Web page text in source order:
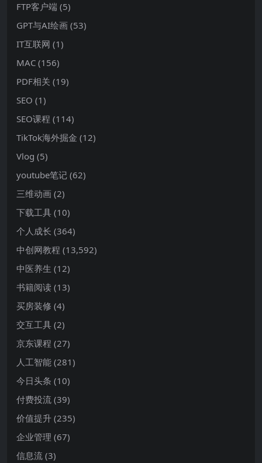
FTP客户端 (5)
GPT与AI绘画 (53)
IT互联网 (1)
MAC (156)
PDF相关 (19)
SEO (1)
SEO课程 (114)
TikTok海外掘金 (12)
Vlog (5)
youtube笔记 (62)
三维动画 (2)
下载工具 (10)
个人成长 (364)
中创网教程 (13,592)
中医养生 (12)
书籍阅读 (13)
买房装修 (4)
交互工具 (2)
京东课程 (27)
人工智能 (281)
今日头条 (10)
付费投流 (39)
价值提升 (235)
企业管理 (67)
信息流 (3)